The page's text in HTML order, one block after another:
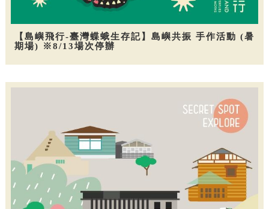
【島嶼飛行-臺灣蝶蛾生存記】島嶼共振 手作活動 (暑
期場) ※8/13場次停辦